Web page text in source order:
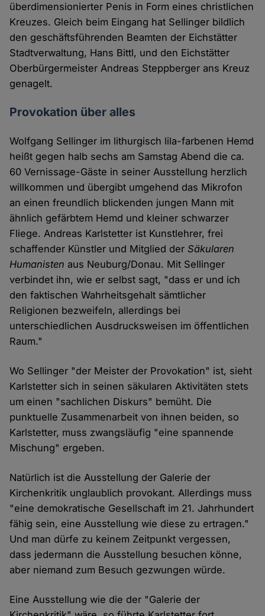
überdimensionierter Penis in Form eines christlichen
Kreuzes. Gleich beim Eingang hat Sellinger bildlich
den geschäftsführenden Beamten der Eichstätter
Stadtverwaltung, Hans Bittl, und den Eichstätter
Oberbürgermeister Andreas Steppberger ans Kreuz
genagelt.
Provokation über alles
Wolfgang Sellinger im lithurgisch lila-farbenen Hemd
heißt gegen halb sechs am Samstag Abend die ca.
60 Vernissage-Gäste in seiner Ausstellung herzlich
willkommen und übergibt umgehend das Mikrofon
an einen freundlich blickenden jungen Mann mit
ähnlich gefärbtem Hemd und kleiner schwarzer
Fliege. Andreas Karlstetter ist Kunstlehrer, frei
schaffender Künstler und Mitglied derSäkularen
Humanisten aus Neuburg/Donau. Mit Sellinger
verbindet ihn, wie er selbst sagt, "dass er und ich
den faktischen Wahrheitsgehalt sämtlicher
Religionen bezweifeln, allerdings bei
unterschiedlichen Ausdrucksweisen im öffentlichen
Raum."
Wo Sellinger "der Meister der Provokation" ist, sieht
Karlstetter sich in seinen säkularen Aktivitäten stets
um einen "sachlichen Diskurs" bemüht. Die
punktuelle Zusammenarbeit von ihnen beiden, so
Karlstetter, muss zwangsläufig "eine spannende
Mischung" ergeben.
Natürlich ist die Ausstellung der Galerie der
Kirchenkritik unglaublich provokant. Allerdings muss
"eine demokratische Gesellschaft im 21. Jahrhundert
fähig sein, eine Ausstellung wie diese zu ertragen."
Und man dürfe zu keinem Zeitpunkt vergessen,
dass jedermann die Ausstellung besuchen könne,
aber niemand zum Besuch gezwungen würde.
Eine Ausstellung wie die der "Galerie der